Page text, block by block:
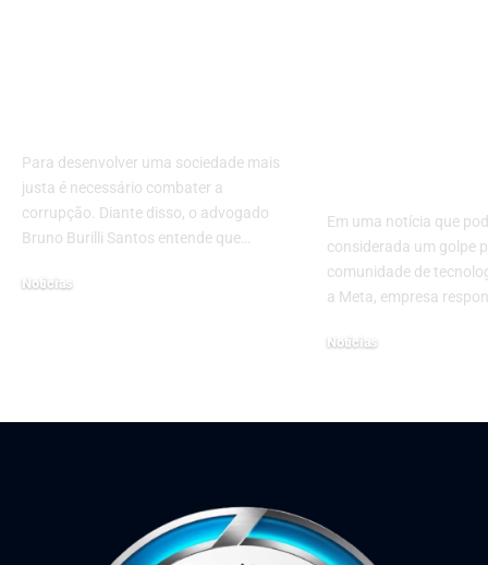
Para desenvolver uma sociedade mais
justa é necessário combater a
corrupção. Diante disso, o advogado
Bruno Burilli Santos entende que…
Notícias
Em uma notícia que
considerada um golpe
comunidade de
a Meta, empresa
Notícias